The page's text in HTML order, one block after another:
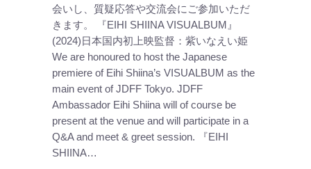
会いし、質疑応答や交流会にご参加いただ
きます。 『EIHI SHIINA VISUALBUM』
(2024)日本国内初上映監督：紫いなえい姫
We are honoured to host the Japanese
premiere of Eihi Shiina’s VISUALBUM as the
main event of JDFF Tokyo. JDFF
Ambassador Eihi Shiina will of course be
present at the venue and will participate in a
Q&A and meet & greet session. 『EIHI
SHIINA…